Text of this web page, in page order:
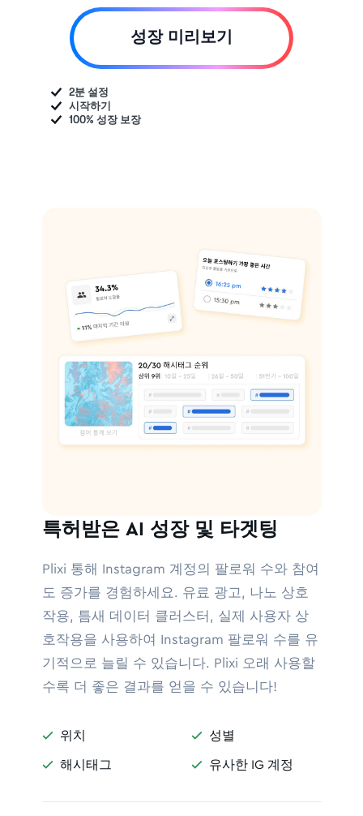
성장 미리보기
2분 설정
시작하기
100% 성장 보장
특허받은 AI 성장 및 타겟팅
Plixi 통해 Instagram 계정의 팔로워 수와 참여
도 증가를 경험하세요. 유료 광고, 나노 상호
작용, 틈새 데이터 클러스터, 실제 사용자 상
호작용을 사용하여 Instagram 팔로워 수를 유
기적으로 늘릴 수 있습니다. Plixi 오래 사용할
수록 더 좋은 결과를 얻을 수 있습니다!
 위치
 해시태그
 성별
 유사한 IG 계정